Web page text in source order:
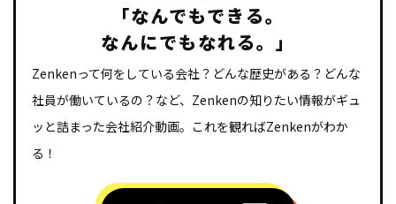
「なんでもできる。
なんにでもなれる。」
Zenkenって何をしている会社？どんな歴史がある？どんな
社員が働いているの？など、Zenkenの知りたい情報がギュ
ッと詰まった会社紹介動画。 これを観ればZenkenがわか
る！